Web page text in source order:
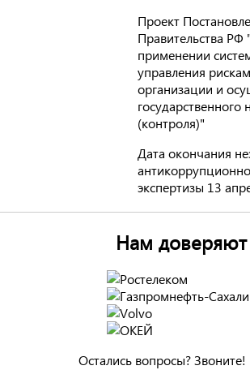
Проект
Правительства РФ
применении
управления
организации и
государственного
(контроля)"
Дата окончания
экспертизы 13
Нам доверяют
Остались вопросы? Звоните!